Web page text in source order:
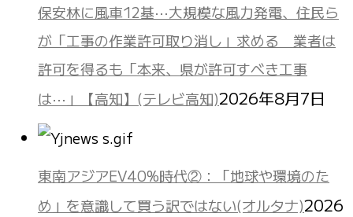
保安林に風車12基⋯大規模な風力発電、住民ら
が「工事の作業許可取り消し」求める 業者は
許可を得るも「本来、県が許可すべき工事
は⋯」【高知】(テレビ高知)2026年8月7日
東南アジアEV40%時代②：「地球や環境のた
め」を意識して買う訳ではない(オルタナ)2026